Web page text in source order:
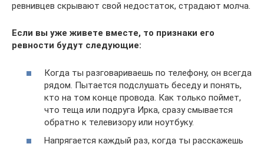
ревнивцев скрывают свой недостаток, страдают молча.
Если вы уже живете вместе, то признаки его
ревности будут следующие:
Когда ты разговариваешь по телефону, он всегда
рядом. Пытается подслушать беседу и понять,
кто на том конце провода. Как только поймет,
что теща или подруга Ирка, сразу смывается
обратно к телевизору или ноутбуку.
Напрягается каждый раз, когда ты расскажешь